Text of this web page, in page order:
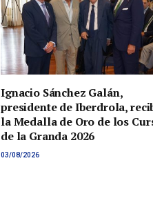
Ignacio Sánchez Galán,
presidente de Iberdrola,
la Medalla de Oro de los
de la Granda 2026
03/08/2026